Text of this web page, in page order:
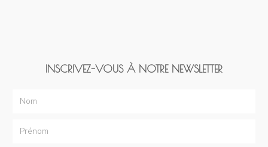
INSCRIVEZ-VOUS À NOTRE NEWSLETTER